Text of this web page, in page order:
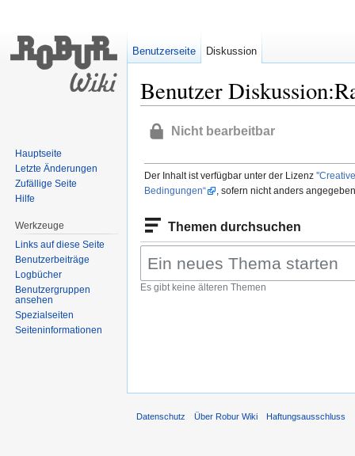
Benutzer
Wechseln zu:Navigation,Suche
Nicht bearbeitbar
Der Inhalt ist verfügbar unter der Lizenz
Bedingungen“
, sofern nicht anders
Themen durchsuchen
Es gibt keine älteren Themen
Benutzerseite Diskussion
Hauptseite
Letzte Änderungen
Zufällige Seite
Hilfe
Werkzeuge
Links auf diese Seite
Benutzerbeiträge
Logbücher
Benutzergruppen
ansehen
Spezialseiten
Seiten­informationen
Datenschutz Über Robur Wiki Haftungsausschluss